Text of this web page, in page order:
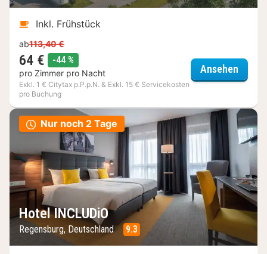
Inkl. Frühstück
ab113,40 €
64 € -44 %
pro Zimmer pro Nacht
Exkl. 1 € Citytax p.P.p.N. & Exkl. 15 € Servicekosten
pro Buchung
Ansehen
Nur noch 2 Tage
Hotel INCLUDiO
Regensburg, Deutschland 9.3